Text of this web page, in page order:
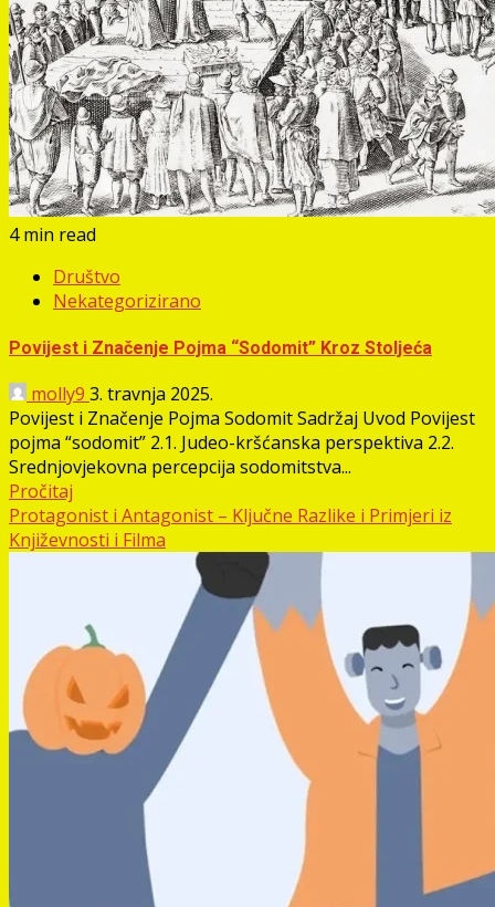
4 min read
Društvo
Nekategorizirano
Povijest i Značenje Pojma “Sodomit” Kroz Stoljeća
molly9 3. travnja 2025.
Povijest i Značenje Pojma Sodomit Sadržaj Uvod Povijest
pojma “sodomit” 2.1. Judeo-kršćanska perspektiva 2.2.
Srednjovjekovna percepcija sodomitstva...
Pročitaj
Protagonist i Antagonist – Ključne Razlike i Primjeri iz
Književnosti i Filma